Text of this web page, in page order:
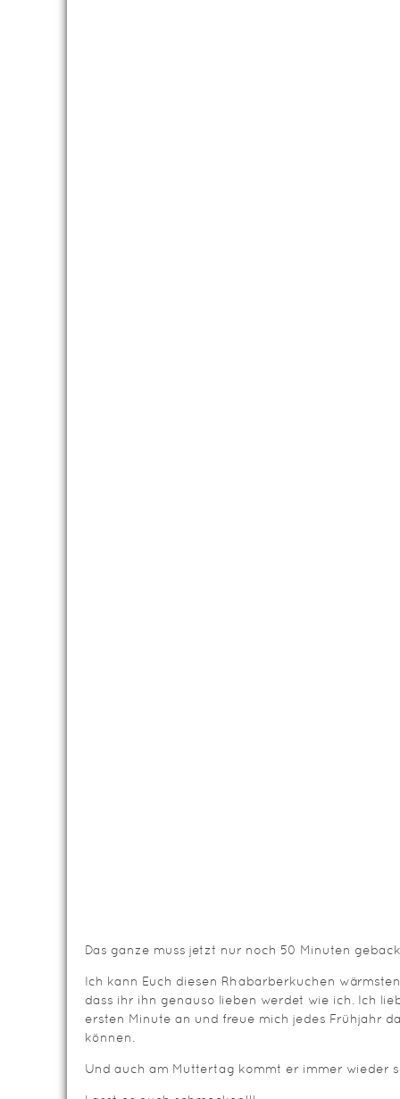
Das ganze muss jetzt nur noch 50 Minuten
Ich kann Euch diesen Rhabarberkuchen
dass ihr ihn genauso lieben werdet wie ich. Ich
ersten Minute an und freue mich jedes Frühjahr
können.
Und auch am Muttertag kommt er immer wieder